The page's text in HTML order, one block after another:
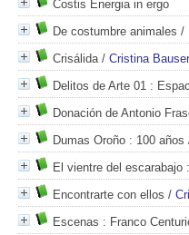
Costis Energia in ergo
De costumbre animales /
Crisálida/ Cristina
Delitos de Arte 01 :
Donación de Antonio
Dumas Oroño : 100 años
El vientre del escarabajo
Encontrarte con ellos /
Escenas : Franco